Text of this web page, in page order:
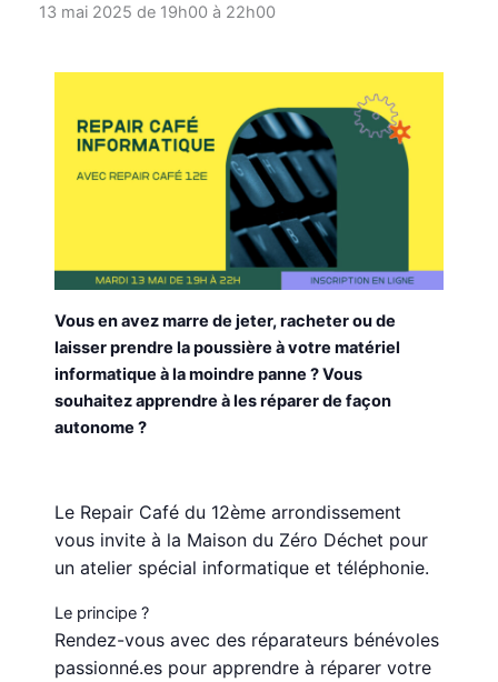
13 mai 2025 de 19h00à 22h00
Vous en avez marre de jeter, racheter ou de
laisser prendre la poussière à votre matériel
informatique à la moindre panne ? Vous
souhaitez apprendre à les réparer de façon
autonome ?
Le Repair Café du 12ème arrondissement
vous invite à la Maison du Zéro Déchet pour
un atelier spécial informatique et téléphonie.
Le principe ?
Rendez-vous avec des réparateurs bénévoles
passionné.es pour apprendre à réparer votre